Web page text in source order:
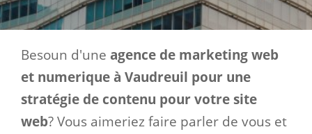
Besoun d'une agence de marketing web
et numerique à Vaudreuil pour une
stratégie de contenu pour votre site
web? Vous aimeriez faire parler de vous et